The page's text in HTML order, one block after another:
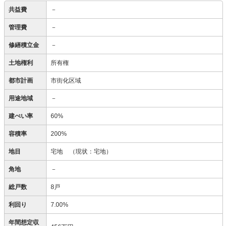
共益費 －
管理費 －
修繕積立金 －
土地権利 所有権
都市計画 市街化区域
用途地域 －
建ぺい率 60%
容積率 200%
地目 宅地 （現状：宅地）
角地 －
総戸数 8戸
利回り 7.00%
年間想定収